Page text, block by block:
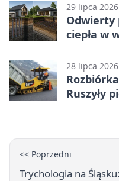
29 lipca 2026
Odwierty
ciepła w
28 lipca 2026
Ruszyły
<< Poprzedni
Trychologia na